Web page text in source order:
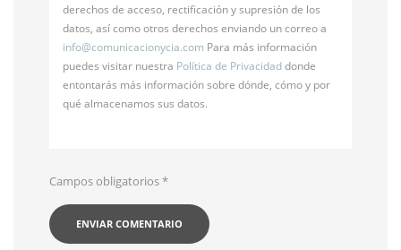
derechos de acceso, rectificación y supresión de los
datos, así como otros derechos enviando un correo a
info@comunicacionycia.com Para más información
puedes visitar nuestra Política de Privacidaddonde
entontarás más información sobre dónde, cómo y por
qué almacenamos sus datos.
Campos obligatorios*